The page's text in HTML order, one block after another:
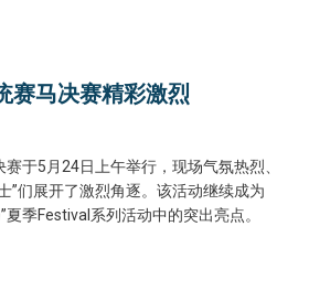
赛马决赛精彩激烈
于5月24日上午举行，现场气氛热烈、
”们展开了激烈角逐。该活动继续成为
季Festival系列活动中的突出亮点。